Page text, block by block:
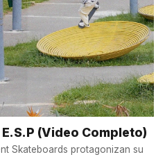
(Video Completo)
Skateboards protagonizan su